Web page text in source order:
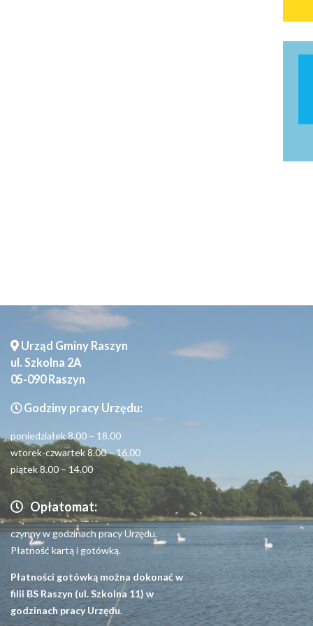
Urząd Gminy Raszyn
ul. Szkolna 2A
05-090 Raszyn
Godziny pracy Urzędu:
poniedziałek 8.00 – 18.00
wtorek-czwartek 8.00 – 16.00
piątek 8.00 – 14.00
Opłatomat:
czynny w godzinach pracy Urzędu.
Płatność kartą i gotówką.
Płatności gotówką można dokonać w
filii BS Raszyn (ul. Szkolna 11) w
godzinach pracy Urzędu.